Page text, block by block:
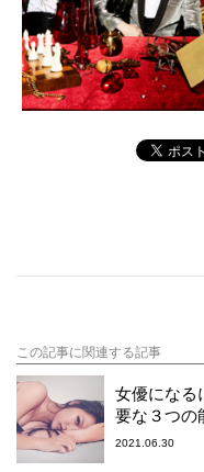
この記事に関連する記事
女優になる
要な３つの
2021.06.30